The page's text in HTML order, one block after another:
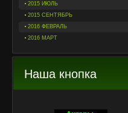
2015 ИЮЛЬ
2015 СЕНТЯБРЬ
2016 ФЕВРАЛЬ
2016 МАРТ
Наша кнопка